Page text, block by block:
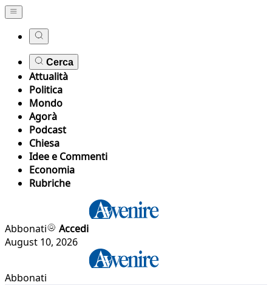
Cerca
Attualità
Politica
Mondo
Agorà
Podcast
Chiesa
Idee e Commenti
Economia
Rubriche
Abbonati
Accedi
August 10, 2026
Abbonati